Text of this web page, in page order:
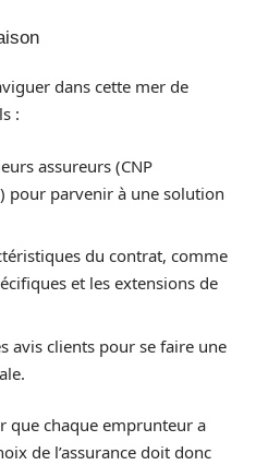
dans cette mer de
:
assureurs (CNP
pour parvenir à une solution
du contrat, comme
et les extensions de
avis clients pour se faire une
que chaque emprunteur a
de l’assurance doit donc